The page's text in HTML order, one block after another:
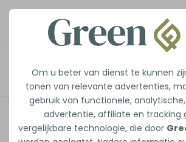
Om u beter van dienst te kunnen
tonen van relevante advertenties,
gebruik van functionele,
advertentie, affiliate en tracking
vergelijkbare technologie, die door
Afspraak maken
De Zelfzorg-
Waarom jezelf op 1 zetten niet
– maar noodzakelijk